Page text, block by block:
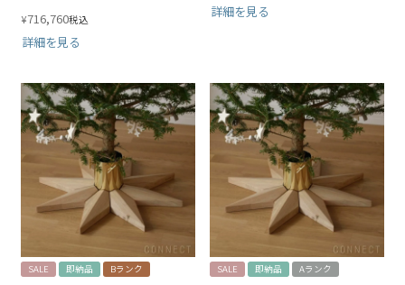
¥716,760税込
詳細を見る
詳細を見る
SALE 即納品 Bランク SALE 即納品 Aランク